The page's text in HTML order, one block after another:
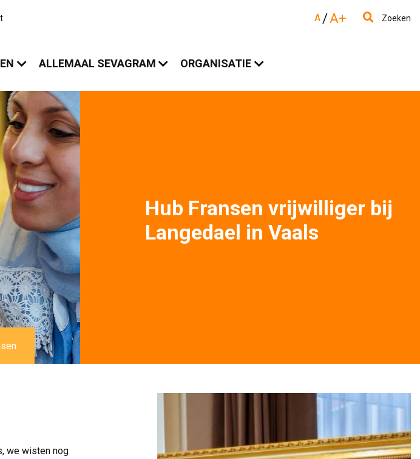
A /A+ Zoeken
ALLEMAAL SEVAGRAM ORGANISATIE
Hub Fransen vrijwilliger bij
Langedael in Vaals
we wisten nog